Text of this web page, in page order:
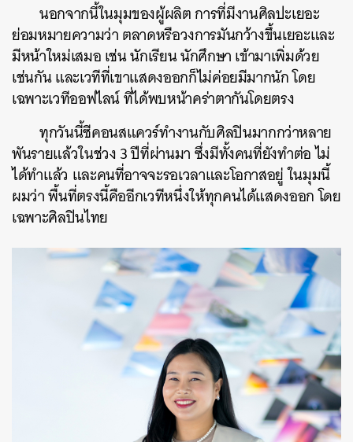
นอกจากนี้ในมุมของผู้ผลิต การที่มีงานศิลปะเยอะ
ย่อมหมายความว่า ตลาดหรือวงการมันกว้างขึ้นเยอะและ
มีหน้าใหม่เสมอ เช่น นักเรียน นักศึกษา เข้ามาเพิ่มด้วย
เช่นกัน และเวทีที่เขาแสดงออกก็ไม่ค่อยมีมากนัก โดย
เฉพาะเวทีออฟไลน์ ที่ได้พบหน้าคร่าตากันโดยตรง
ทุกวันนี้ซีคอนสแควร์ทำงานกับศิลปินมากกว่าหลาย
พันรายแล้วในช่วง 3 ปีที่ผ่านมา ซึ่งมีทั้งคนที่ยังทำต่อ ไม่
ได้ทำแล้ว และคนที่อาจจะรอเวลาและโอกาสอยู่ ในมุมนี้
ผมว่า พื้นที่ตรงนี้คืออีกเวทีหนึ่งให้ทุกคนได้แสดงออก โดย
เฉพาะศิลปินไทย